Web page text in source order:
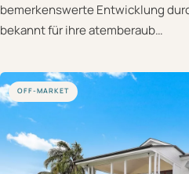
bemerkenswerte Entwicklung
bekannt für ihre atemberaub…
OFF-MARKET